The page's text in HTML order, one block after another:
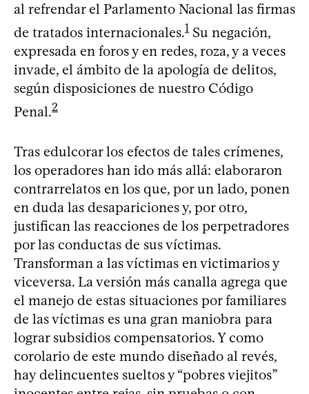
al refrendar el Parlamento Nacional las firmas
de tratados internacionales.1 Su negación,
expresada en foros y en redes, roza, y a veces
invade, el ámbito de la apología de delitos,
según disposiciones de nuestro Código
Penal.2
Tras edulcorar los efectos de tales crímenes,
los operadores han ido más allá: elaboraron
contrarrelatos en los que, por un lado, ponen
en duda las desapariciones y, por otro,
justifican las reacciones de los perpetradores
por las conductas de sus víctimas.
Transforman a las víctimas en victimarios y
viceversa. La versión más canalla agrega que
el manejo de estas situaciones por familiares
de las víctimas es una gran maniobra para
lograr subsidios compensatorios. Y como
corolario de este mundo diseñado al revés,
hay delincuentes sueltos y “pobres viejitos”